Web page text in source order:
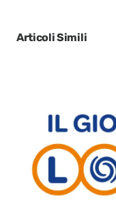
Articoli Simili